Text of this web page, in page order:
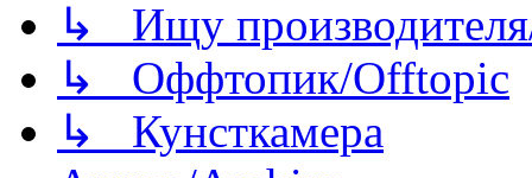
↳ Ищу
↳ Оффтопик/Offtopic
↳ Кунсткамера